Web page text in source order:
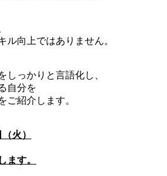
ル向上ではありません。
しっかりと言語化し、
自分を
ご紹介します。
火）
ます。